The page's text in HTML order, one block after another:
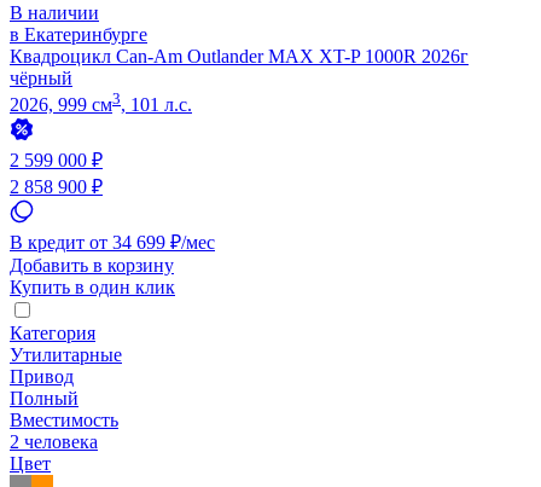
В наличии
в Екатеринбурге
Квадроцикл Can-Am Outlander MAX XT-P 1000R 2026г
чёрный
2026, 999 см3, 101 л.с.
2 599 000 ₽
2 858 900 ₽
В кредит от 34 699 ₽/мес
Добавить в корзину
Купить в один клик
Категория
Утилитарные
Привод
Полный
Вместимость
2 человека
Цвет